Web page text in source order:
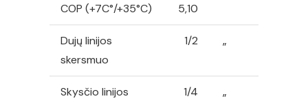
COP (+7C°/+35°C) 5,10
Dujų linijos
skersmuo
1/2 „
Skysčio linijos
1/4 „